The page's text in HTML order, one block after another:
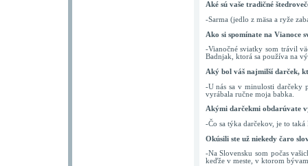
Aké sú vaše tradičné
-Sarma (jedlo z mäsa a ryže
Ako si spomínate na Vianoce
-Vianočné sviatky som trávil
Badnjak, ktorá sa používa na
Aký bol váš najmilší darček,
-U nás sa v minulosti darčeky
vyrábala ručne moja babka.
Akými darčekmi obdarúvate
-Čo sa týka darčekov, je to
Okúsili ste už niekedy čaro
-Na Slovensku som počas
keďže v meste, v ktorom